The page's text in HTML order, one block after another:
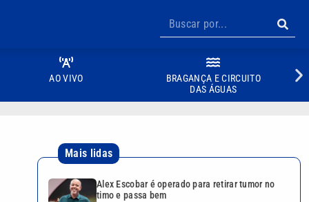
AO VIVO
BRAGANÇA E CIRCUITO
DAS ÁGUAS
Mais lidas
Alex Escobar é operado para retirar tumor no
timo e passa bem